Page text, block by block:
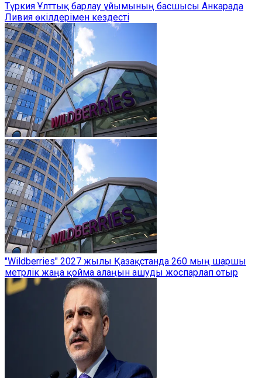
Түркия Ұлттық барлау ұйымының басшысы Анкарада
Ливия өкілдерімен кездесті
"Wildberries" 2027 жылы Қазақстанда 260 мың шаршы
метрлік жаңа қойма алаңын ашуды жоспарлап отыр